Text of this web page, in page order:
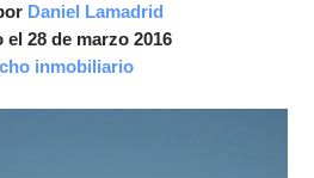
Daniel Lamadrid
el 28 de marzo 2016
inmobiliario